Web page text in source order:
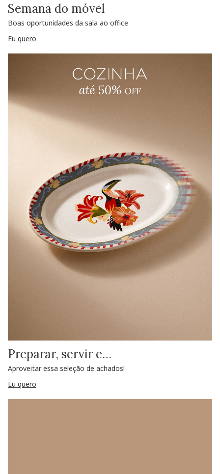
Semana do móvel
Boas oportunidades da sala ao office
Eu quero
Preparar, servir e…
Aproveitar essa seleção de achados!
Eu quero